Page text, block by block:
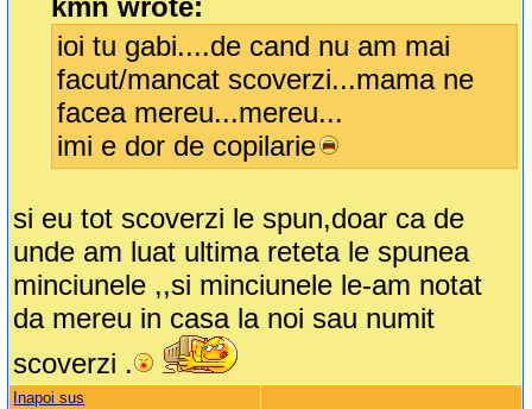
kmn wrote:
ioi tu gabi....de cand nu am mai
facut/mancat scoverzi...mama ne
facea mereu...mereu...
imi e dor de copilarie
si eu tot scoverzi le spun,doar ca de
unde am luat ultima reteta le spunea
minciunele ,,si minciunele le-am notat
da mereu in casa la noi sau numit
scoverzi .
Inapoi sus